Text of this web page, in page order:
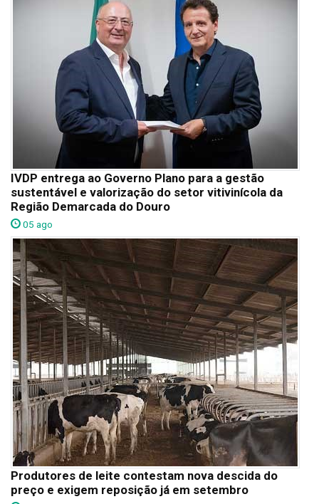
IVDP entrega ao Governo Plano para a gestão
sustentável e valorização do setor vitivinícola da
Região Demarcada do Douro
05 ago
Produtores de leite contestam nova descida do
preço e exigem reposição já em setembro